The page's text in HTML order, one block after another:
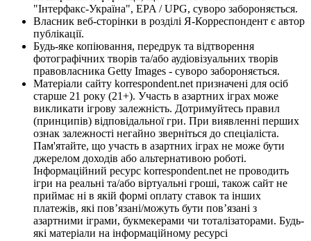
"Інтерфакс-Україна", EPA / UPG, суворо забороняється.
Власник веб-сторінки в розділі Я-Корреспондент є автор
публікації.
Будь-яке копіювання, передрук та відтворення
фотографічних творів та/або аудіовізуальних творів
правовласника Getty Images - суворо забороняється.
Матеріали сайту korrespondent.net призначені для осіб
старше 21 року (21+). Участь в азартних іграх може
викликати ігрову залежність. Дотримуйтесь правил
(принципів) відповідальної гри. При виявленні перших
ознак залежності негайно зверніться до спеціаліста.
Пам'ятайте, що участь в азартних іграх не може бути
джерелом доходів або альтернативою роботі.
Інформаційний ресурс korrespondent.net не проводить
ігри на реальні та/або віртуальні гроші, також сайт не
приймає ні в якій формі оплату ставок та інших
платежів, які пов’язані/можуть бути пов’язані з
азартними іграми, букмекерами чи тоталізаторами. Будь-
які матеріали на інформаційному ресурсі